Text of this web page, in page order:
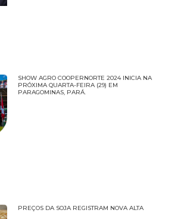
SHOW AGRO COOPERNORTE 2024 INICIA NA
PRÓXIMA QUARTA-FEIRA (29) EM
PARAGOMINAS, PARÁ.
PREÇOS DA SOJA REGISTRAM NOVA ALTA